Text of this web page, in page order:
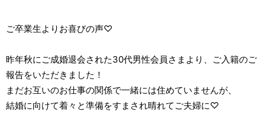
ご卒業生よりお喜びの声♡
昨年秋にご成婚退会された30代男性会員さまより、ご入籍のご
報告をいただきました！
まだお互いのお仕事の関係で一緒には住めていませんが、
結婚に向けて着々と準備をすまされ晴れてご夫婦に♡